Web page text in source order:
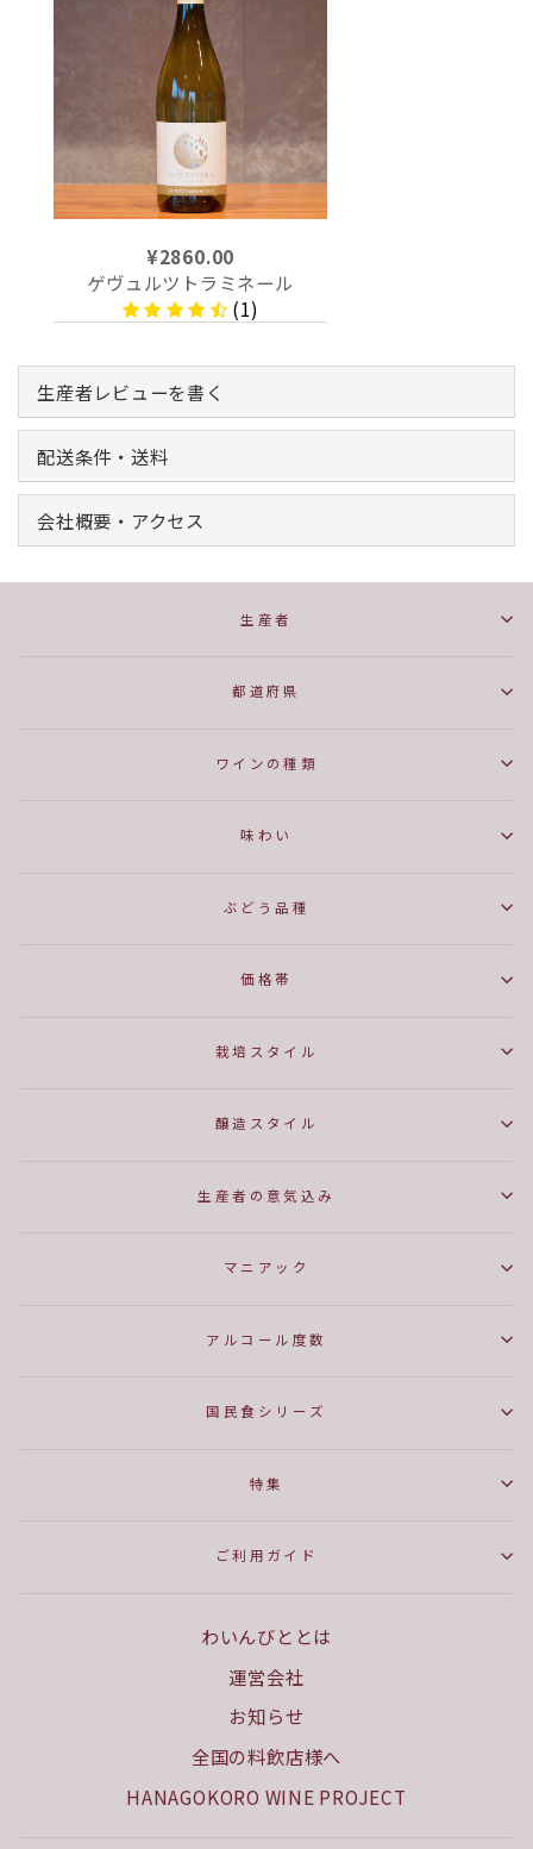
¥2860.00
ゲヴュルツトラミネール
(1)
生産者レビューを書く
配送条件・送料
会社概要・アクセス
生産者
都道府県
ワインの種類
味わい
ぶどう品種
価格帯
栽培スタイル
醸造スタイル
生産者の意気込み
マニアック
アルコール度数
国民食シリーズ
特集
ご利用ガイド
わいんびととは
運営会社
お知らせ
全国の料飲店様へ
HANAGOKORO WINE PROJECT